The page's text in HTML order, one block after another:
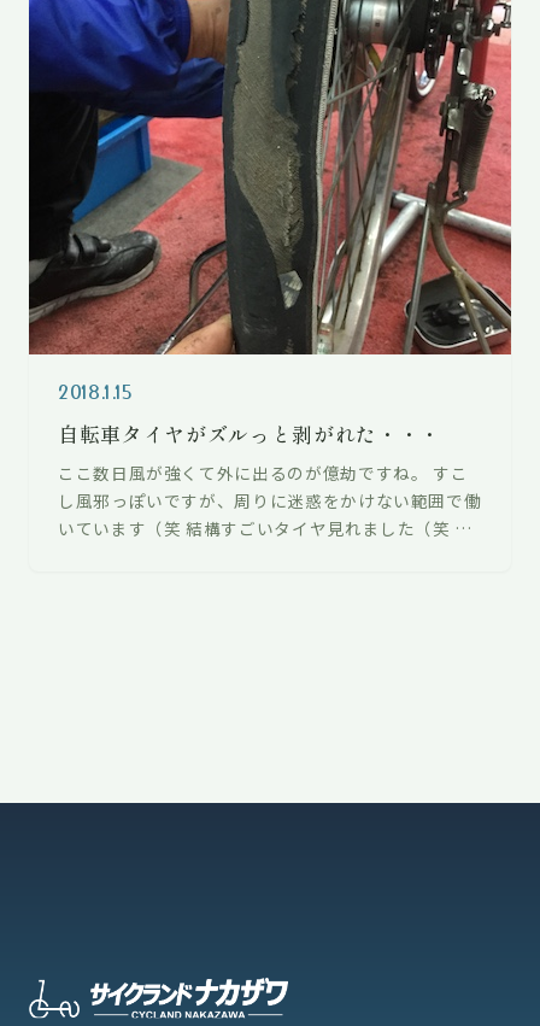
2018.1.15
自転車タイヤがズルっと剥がれた・・・
ここ数日風が強くて外に出るのが億劫ですね。 すこ
し風邪っぽいですが、周りに迷惑をかけない範囲で働
いています（笑 結構すごいタイヤ見れました（笑 ト